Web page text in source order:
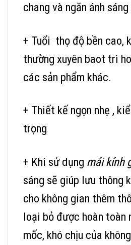
chang và ngăn ánh
+ Tuổi thọ độ bền cao,
thường xuyên baot trì
các sản phẩm khác.
+ Thiết kế ngọn nhẹ ,
trọng
+ Khi sử dụng mái kính
sáng sẽ giúp lưu thông
cho không gian thêm
loại bỏ được hoàn toàn
mốc, khó chịu của